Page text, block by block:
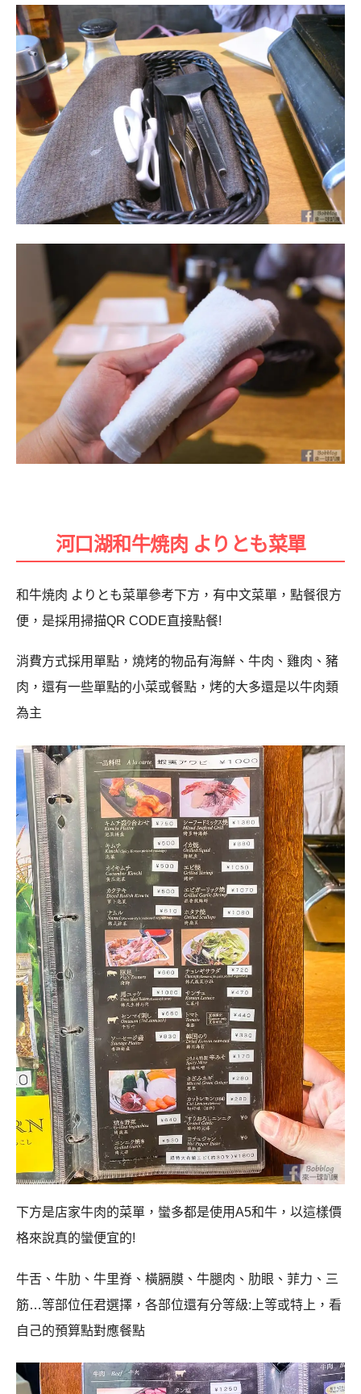
河口湖和牛焼肉 よりとも菜單
和牛焼肉 よりとも菜單參考下方，有中文菜單，點餐很方
便，是採用掃描QR CODE直接點餐!
消費方式採用單點，燒烤的物品有海鮮、牛肉、雞肉、豬
肉，還有一些單點的小菜或餐點，烤的大多還是以牛肉類
為主
下方是店家牛肉的菜單，蠻多都是使用A5和牛，以這樣價
格來說真的蠻便宜的!
牛舌、牛肋、牛里脊、橫膈膜、牛腿肉、肋眼、菲力、三
筋…等部位任君選擇，各部位還有分等級:上等或特上，看
自己的預算點對應餐點